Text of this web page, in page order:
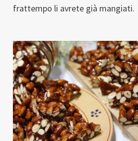
frattempo li avrete già mangiati.